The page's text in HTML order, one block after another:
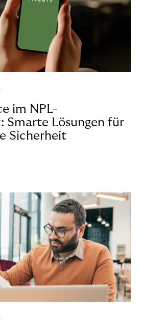
im NPL-
Smarte Lösungen für
Sicherheit